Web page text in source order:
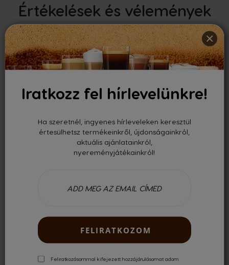
×
Iratkozz fel hírlevelünkre!
Ha szeretnél, ingyenes hírleveleken keresztül
értesülhetsz termékeinkről, újdonságainkról,
aktuális ajánlatainkról,
nyereményjátékainkról!
FELIRATKOZOM
Feliratkozásommal kifejezett hozzájárulásomat adom
Értékelések és vélemények
0.00
Értékelte 0 felhasználó
Nincsenek vélemények
jelentkezz bevagyregisztrálj!